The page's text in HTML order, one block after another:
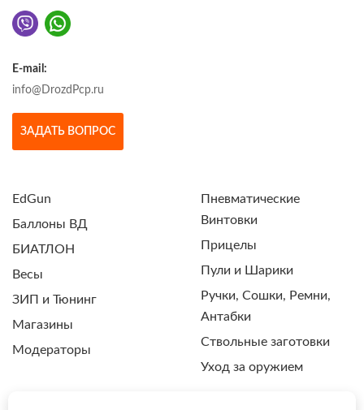
E-mail:
info@DrozdPcp.ru
ЗАДАТЬ ВОПРОС
EdGun
Баллоны ВД
БИАТЛОН
Весы
ЗИП и Тюнинг
Магазины
Модераторы
Пневматические
Винтовки
Прицелы
Пули и Шарики
Ручки, Сошки, Ремни,
Антабки
Ствольные заготовки
Уход за оружием